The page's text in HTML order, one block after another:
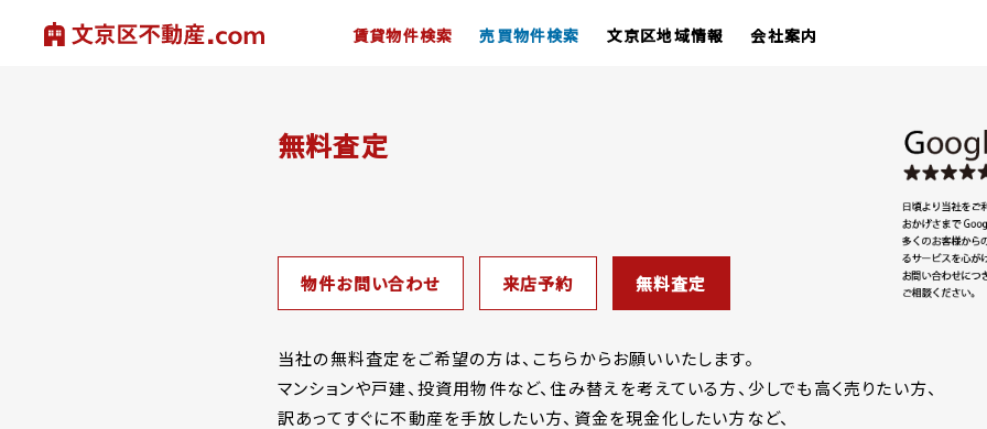
賃貸物件検索 売買物件検索 文京区地域情報 会社案内
無料査定
物件お問い合わせ 来店予約 無料査定
当社の無料査定をご希望の方は、こちらからお願いいたします。
マンションや戸建、投資用物件など、住み替えを考えている方、少しでも高く売りたい方、
訳あってすぐに不動産を手放したい方、資金を現金化したい方など、